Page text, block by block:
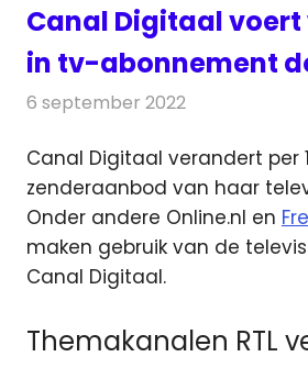
Canal Digitaal
in tv-abonnement
6 september 2022
Canal Digitaal verandert per
zenderaanbod van haar
Onder andere Online.nl en
maken gebruik van de
Canal Digitaal.
Themakanalen RTL